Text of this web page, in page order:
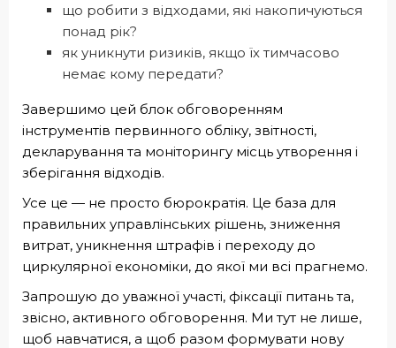
що робити з відходами, які накопичуються
понад рік?
як уникнути ризиків, якщо їх тимчасово
немає кому передати?
Завершимо цей блок обговоренням
інструментів первинного обліку, звітності,
декларування та моніторингу місць утворення і
зберігання відходів.
Усе це — не просто бюрократія. Це база для
правильних управлінських рішень, зниження
витрат, уникнення штрафів і переходу до
циркулярної економіки, до якої ми всі прагнемо.
Запрошую до уважної участі, фіксації питань та,
звісно, активного обговорення. Ми тут не лише,
щоб навчатися, а щоб разом формувати нову